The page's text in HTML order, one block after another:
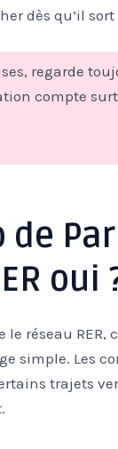
dès qu’il
regarde
compte
oui
réseau
simple. Les
trajets